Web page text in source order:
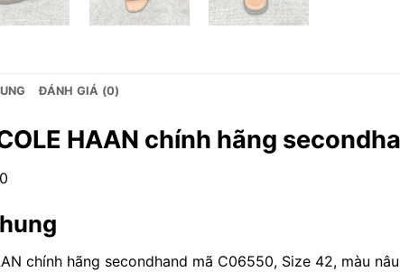
ĐÁNH GIÁ (0)
HAAN chính hãng
chính hãng secondhand mã C06550, Size 42, màu